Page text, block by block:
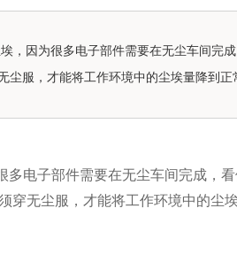
，因为很多电子部件需要在无尘车间完
服，才能将工作环境中的尘埃量降到正
多电子部件需要在无尘车间完成，
穿无尘服，才能将工作环境中的尘